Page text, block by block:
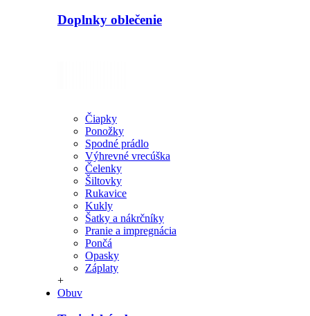
Doplnky oblečenie
Čiapky
Ponožky
Spodné prádlo
Výhrevné vrecúška
Čelenky
Šiltovky
Rukavice
Kukly
Šatky a nákrčníky
Pranie a impregnácia
Pončá
Opasky
Záplaty
+
Obuv